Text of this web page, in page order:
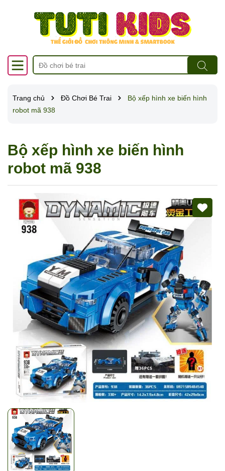
Trang chủ Đồ Chơi Bé Trai
Bộ xếp hình xe biến hình
robot mã 938
Bộ xếp hình xe biến hình
robot mã 938
Mã giảm giá:
Ngày hết hạn:
Điều kiện: